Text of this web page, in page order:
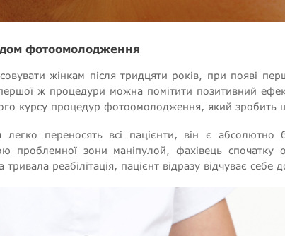
фотоомолодження
жінкам після тридцяти років, при появі
ж процедури можна помітити позитивний
курсу процедур фотоомолодження, який зробить
переносять всі пацієнти, він є абсолютно
проблемної зони маніпулой, фахівець
реабілітація, пацієнт відразу відчуває